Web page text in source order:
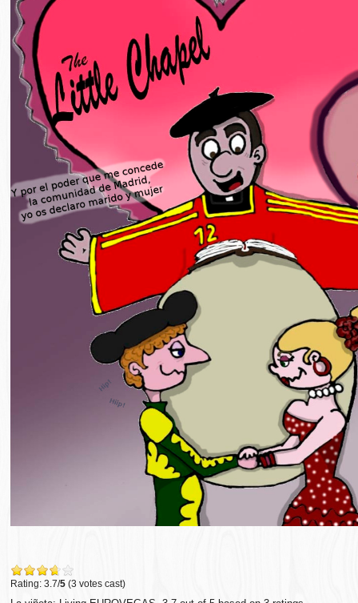
Rating: 3.7/5 (3 votes cast)